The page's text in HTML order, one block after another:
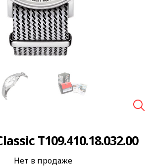
T109.410.18.032.00
Нет в продаже